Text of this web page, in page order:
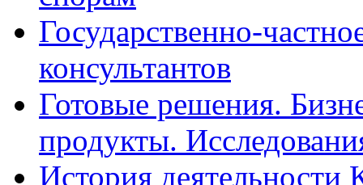
Государственно-
консультантов
Готовые решения.
продукты.
История деятельности